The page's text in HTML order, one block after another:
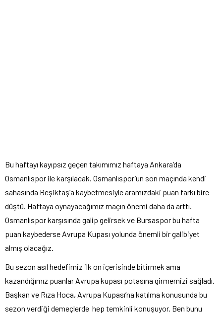
Bu haftayı kayıpsız geçen takımımız haftaya Ankara’da
Osmanlıspor ile karşılacak. Osmanlıspor’un son maçında kendi
sahasında Beşiktaş’a kaybetmesiyle aramızdaki puan farkı bire
düştü. Haftaya oynayacağımız maçın önemi daha da arttı.
Osmanlıspor karşısında galip gelirsek ve Bursaspor bu hafta
puan kaybederse Avrupa Kupası yolunda önemli bir galibiyet
almış olacağız.
Bu sezon asıl hedefimiz ilk on içerisinde bitirmek ama
kazandığımız puanlar Avrupa kupası potasına girmemizi sağladı.
Başkan ve Rıza Hoca, Avrupa Kupası’na katılma konusunda bu
sezon verdiği demeçlerde hep temkinli konuşuyor. Ben bunu